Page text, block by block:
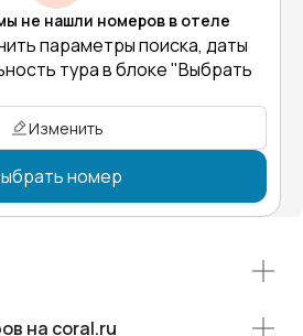
не нашли номеров в отеле
параметры поиска, даты
тура в блоке "Выбрать
Изменить
номер
на coral.ru